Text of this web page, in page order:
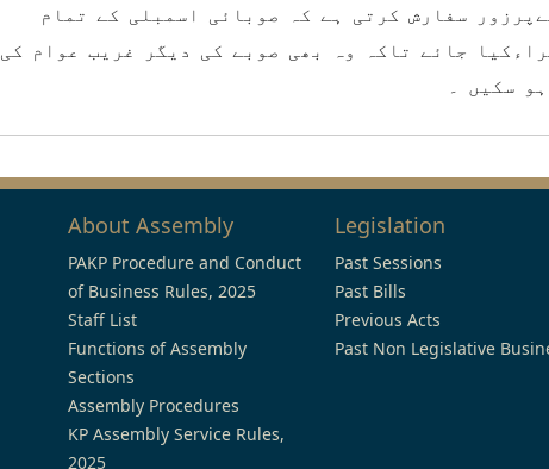
سفارش کرتی ہے کہ صوبائی اسمبلی کے تمام
جائے تاکہ وہ بھی صوبے کی دیگر غریب عوام کی
سکیں ۔
About Assembly
PAKP Procedure and Conduct
of Business Rules, 2025
Staff List
Functions of Assembly
Sections
Assembly Procedures
KP Assembly Service Rules,
2025
Legislation
Past Sessions
Past Bills
Previous Acts
Past Non Legislative